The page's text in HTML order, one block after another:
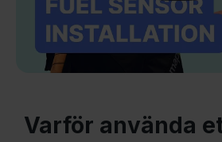
Varför använda